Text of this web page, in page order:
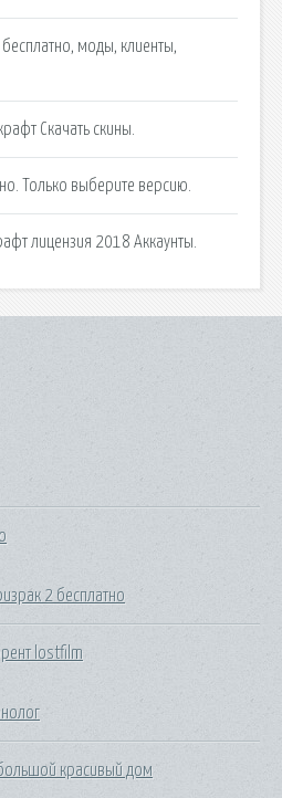
моды, клиенты,
Скачать скины.
Только выберите версию.
лицензия 2018 Аккаунты.
2 бесплатно
lostfilm
красивый дом